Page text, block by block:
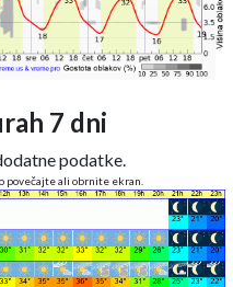
7 dni
podatke.
povečajte ali obrnite ekran.